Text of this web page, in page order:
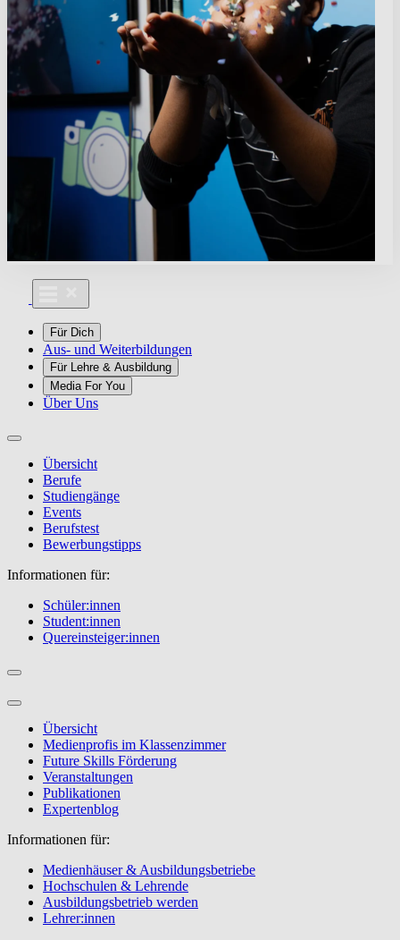
Für Dich
Aus- und Weiterbildungen
Für Lehre & Ausbildung
Media For You
Über Uns
Übersicht
Berufe
Studiengänge
Events
Berufstest
Bewerbungstipps
Informationen für:
Schüler:innen
Student:innen
Quereinsteiger:innen
Übersicht
Medienprofis im Klassenzimmer
Future Skills Förderung
Veranstaltungen
Publikationen
Expertenblog
Informationen für:
Medienhäuser & Ausbildungsbetriebe
Hochschulen & Lehrende
Ausbildungsbetrieb werden
Lehrer:innen